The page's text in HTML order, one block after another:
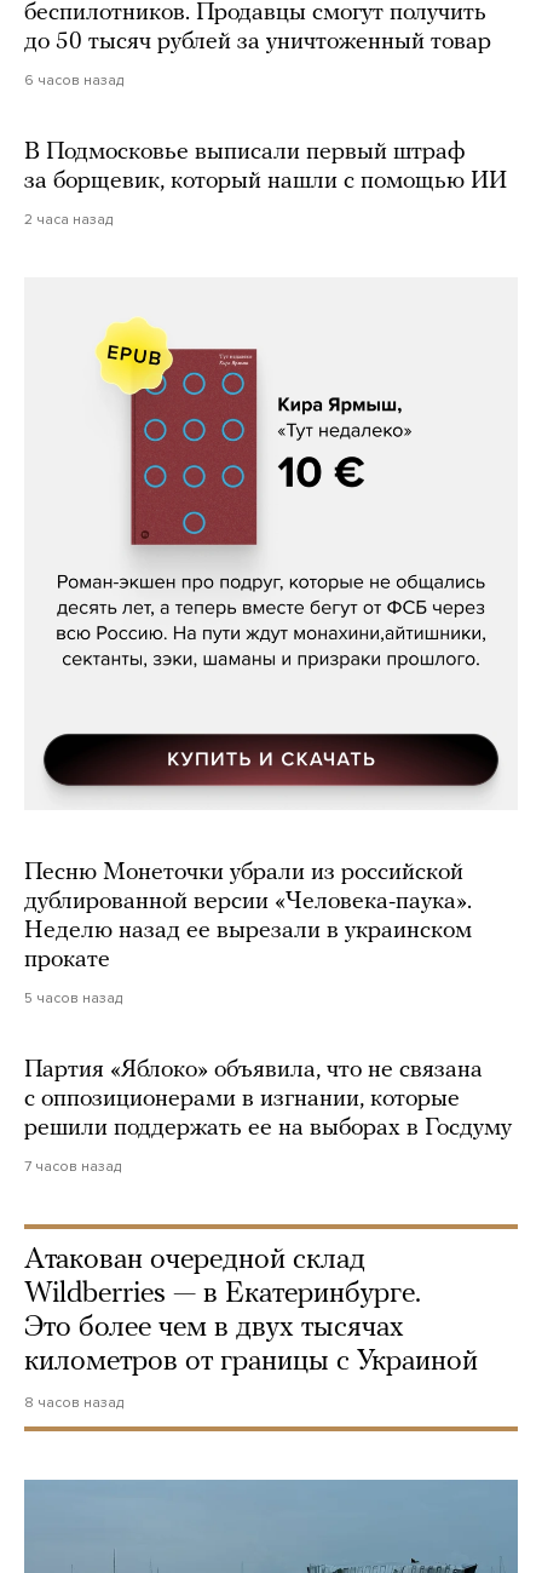
беспилотников. Продавцы смогут получить
до 50 тысяч рублей за уничтоженный товар
6 часов назад
В Подмосковье выписали первый штраф
за борщевик, который нашли с помощью ИИ
2 часа назад
Кира Ярмыш, «Тут недалеко»
Песню Монеточки убрали из российской
дублированной версии «Человека-паука».
Неделю назад ее вырезали в украинском
прокате
5 часов назад
Партия «Яблоко» объявила, что не связана
с оппозиционерами в изгнании, которые
решили поддержать ее на выборах в Госдуму
7 часов назад
Атакован очередной склад
Wildberries — в Екатеринбурге.
Это более чем в двух тысячах
километров от границы с Украиной
8 часов назад